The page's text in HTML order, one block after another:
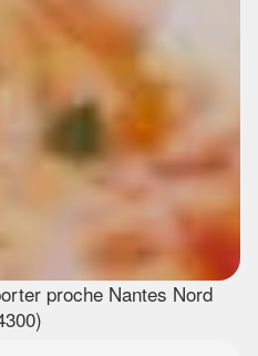
proche Nantes Nord